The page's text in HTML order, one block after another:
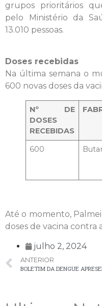
grupos prioritários
pelo Ministério da
13.010 pessoas.
Doses recebidas
Na última semana o
600 novas doses da
Nº DE
DOSES
RECEBIDAS
600
Até o momento,
doses de vacina contra
julho 2, 2024
ANTERIOR